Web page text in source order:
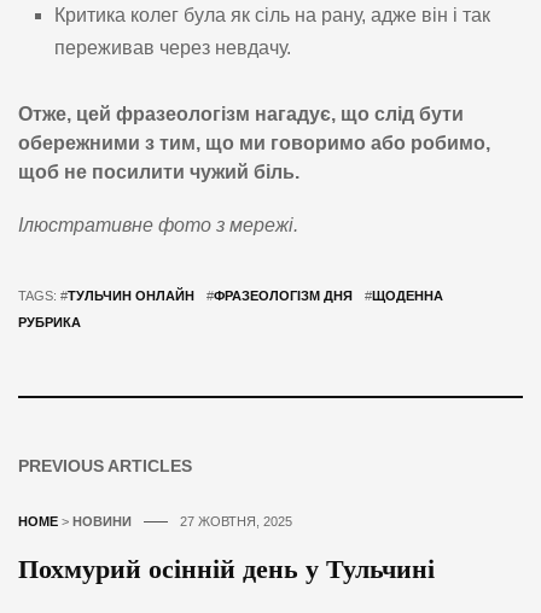
Критика колег була як сіль на рану, адже він і так
переживав через невдачу.
Отже, цей фразеологізм нагадує, що слід бути
обережними з тим, що ми говоримо або робимо,
щоб не посилити чужий біль.
Ілюстративне фото з мережі.
TAGS: #ТУЛЬЧИН ОНЛАЙН #ФРАЗЕОЛОГІЗМ ДНЯ #ЩОДЕННА
РУБРИКА
PREVIOUS ARTICLES
HOME > НОВИНИ 27 ЖОВТНЯ, 2025
Похмурий осінній день у Тульчині